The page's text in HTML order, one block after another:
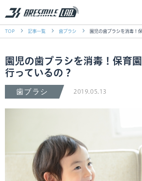
TOP 記事一覧 歯ブラシ 園児の歯ブラシを消毒！
園児の歯ブラシを消毒！保育
行っているの？
歯ブラシ 2019.05.13